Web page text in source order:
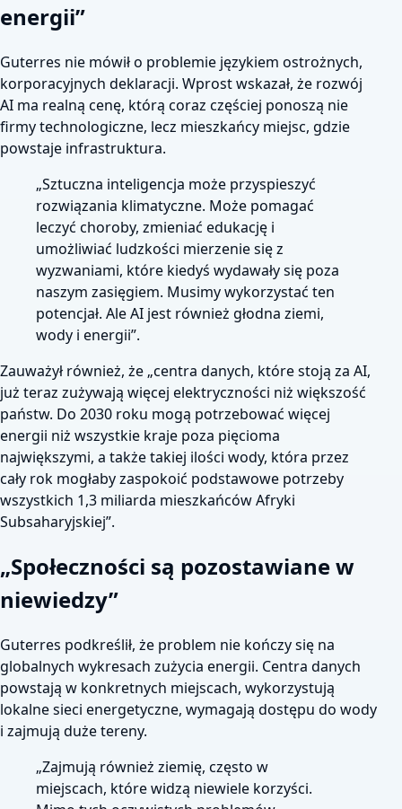
energii”
Guterres nie mówił o problemie językiem ostrożnych,
korporacyjnych deklaracji. Wprost wskazał, że rozwój
AI ma realną cenę, którą coraz częściej ponoszą nie
firmy technologiczne, lecz mieszkańcy miejsc, gdzie
powstaje infrastruktura.
„Sztuczna inteligencja może przyspieszyć
rozwiązania klimatyczne. Może pomagać
leczyć choroby, zmieniać edukację i
umożliwiać ludzkości mierzenie się z
wyzwaniami, które kiedyś wydawały się poza
naszym zasięgiem. Musimy wykorzystać ten
potencjał. Ale AI jest również głodna ziemi,
wody i energii”.
Zauważył również, że „centra danych, które stoją za AI,
już teraz zużywają więcej elektryczności niż większość
państw. Do 2030 roku mogą potrzebować więcej
energii niż wszystkie kraje poza pięcioma
największymi, a także takiej ilości wody, która przez
cały rok mogłaby zaspokoić podstawowe potrzeby
wszystkich 1,3 miliarda mieszkańców Afryki
Subsaharyjskiej”.
„Społeczności są pozostawiane w
niewiedzy”
Guterres podkreślił, że problem nie kończy się na
globalnych wykresach zużycia energii. Centra danych
powstają w konkretnych miejscach, wykorzystują
lokalne sieci energetyczne, wymagają dostępu do wody
i zajmują duże tereny.
„Zajmują również ziemię, często w
miejscach, które widzą niewiele korzyści.